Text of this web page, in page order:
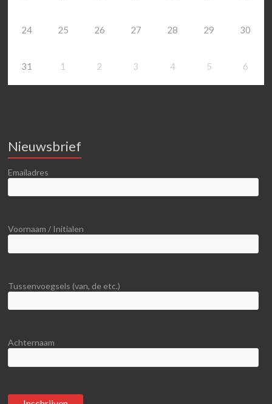
24 25 26 27 28 29 30
31 1 2 3 4 5 6
Nieuwsbrief
Emailadres
Voornaam / Initialen
Tussenvoegsels (van, de etc.)
Achternaam